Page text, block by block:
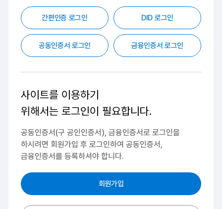
간편인증 로그인 DID 로그인
공동인증서 로그인 금융인증서 로그인
사이트를 이용하기
위해서는 로그인이 필요합니다.
공동인증서(구 공인인증서), 금융인증서로 로그인을
하시려면 회원가입 후 로그인하여 공동인증서,
금융인증서를 등록하셔야 합니다.
회원가입